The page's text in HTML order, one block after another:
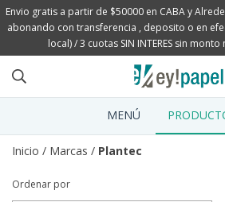
Envio gratis a partir de $50000 en CABA y
abonando con transferencia , deposito o en
local) / 3 cuotas SIN INTERES sin
MENÚ
Inicio / Marcas / Plantec
Ordenar por